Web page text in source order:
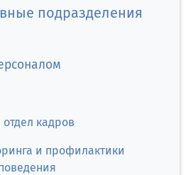
подразделения
отдел кадров
и профилактики